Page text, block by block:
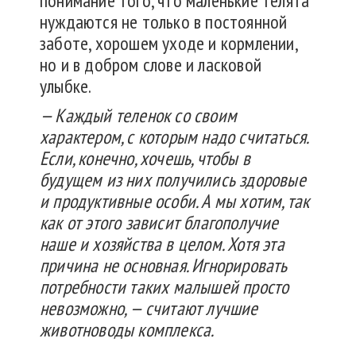
нуждаются не только в постоянной
заботе, хорошем уходе и кормлении,
но и в добром слове и ласковой
улыбке.
— Каждый теленок со своим
характером, с которым надо считаться.
Если, конечно, хочешь, чтобы в
будущем из них получились здоровые
и продуктивные особи. А мы хотим, так
как от этого зависит благополучие
наше и хозяйства в целом. Хотя эта
причина не основная. Игнорировать
потребности таких малышей просто
невозможно, — считают лучшие
животноводы комплекса.